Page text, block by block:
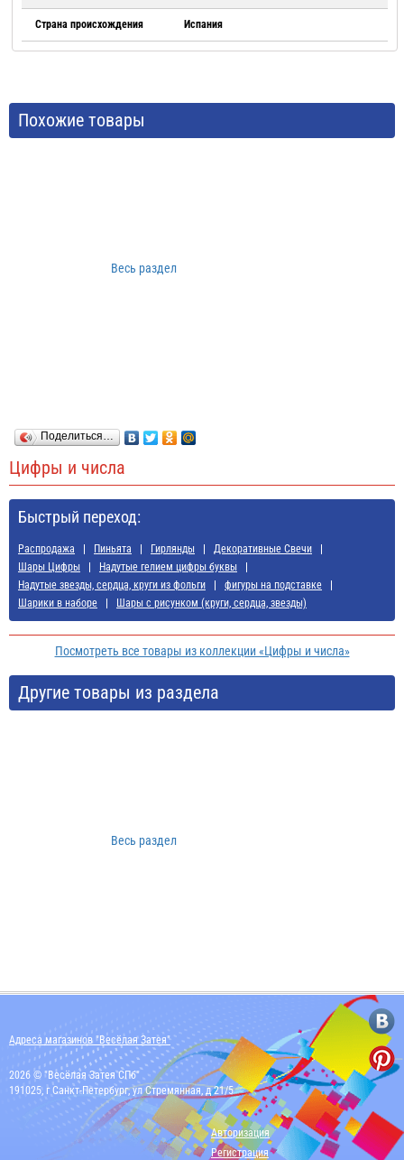
Страна происхождения Испания
Похожие товары
Весь раздел
Поделиться…
Цифры и числа
Быстрый переход:
Распродажа Пиньята Гирлянды
Декоративные Свечи
Шары Цифры
Надутые гелием цифры буквы
Надутые звезды, сердца, круги из фольги
фигуры на подставке
Шарики в наборе
Шары с рисунком (круги, сердца, звезды)
Посмотреть все товары из коллекции «Цифры и числа»
Другие товары из раздела
Весь раздел
Адреса магазинов "Весёлая Затея"
2026 © "Весёлая Затея СПб"
191025, г Санкт-Петербург, ул Стремянная, д 21/5
Авторизация
Регистрация